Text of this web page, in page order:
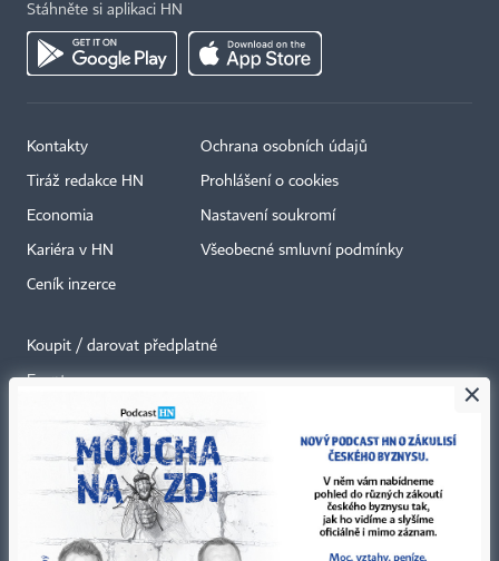
Stáhněte si aplikaci HN
Kontakty
Tiráž redakce HN
Economia
Kariéra v HN
Ceník inzerce
Ochrana osobních údajů
Prohlášení o cookies
Nastavení soukromí
Všeobecné smluvní podmínky
Koupit / darovat předplatné
Eventy
RSS kanály
Autorská práva vykonává vydavatel. Bez písemného svolení vydavatele je
zakázáno jakékoli užití částí nebo celku díla, zejména rozmnožování a šíření
×